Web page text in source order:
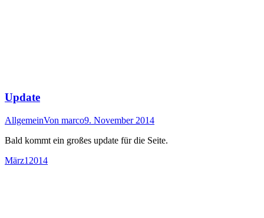
Update
AllgemeinVon marco9. November 2014
Bald kommt ein großes update für die Seite.
März1 2014